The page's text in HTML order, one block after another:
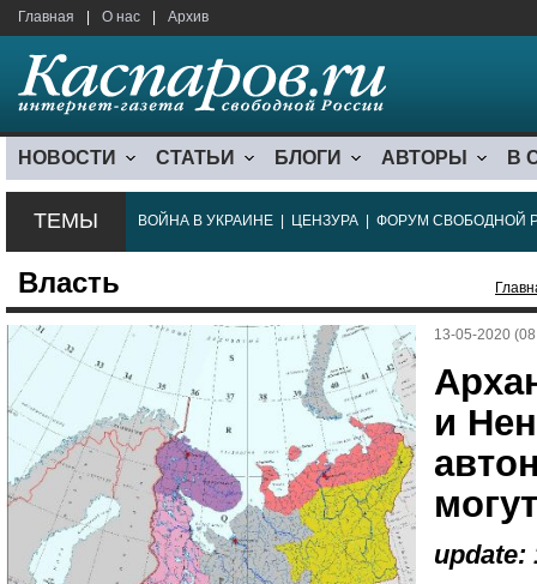
Главная О нас Архив
НОВОСТИ СТАТЬИ БЛОГИ АВТОРЫ В
ТЕМЫ ВОЙНА В УКРАИНЕ ЦЕНЗУРА ФОРУМ СВОБОДНОЙ
Власть
13-05-2020
и
update: